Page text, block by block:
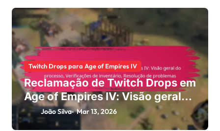
Twitch Drops para Age of Empires IV
Reclamação de Twitch Drops em
Age of Empires IV: Visão geral
do processo, Verificações de
inventário, Resolução de
João Silva Mar 13, 2026